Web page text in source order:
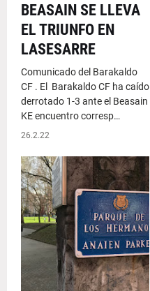
BEASAIN SE LLEVA
EL TRIUNFO EN
LASESARRE
Comunicado del Barakaldo
CF . El Barakaldo CF ha caído
derrotado 1-3 ante el Beasain
KE encuentro corresp…
26.2.22